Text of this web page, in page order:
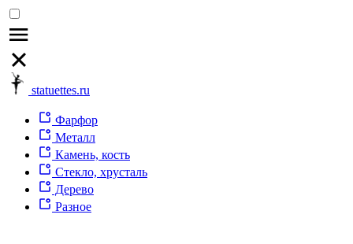
statuettes.ru
Фарфор
Металл
Камень, кость
Стекло, хрусталь
Дерево
Разное